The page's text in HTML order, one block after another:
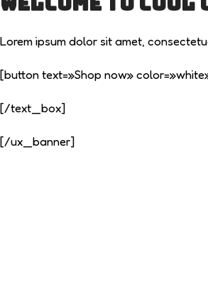
Lorem ipsum dolor sit amet,
[button text=»Shop now»
[/text_box]
[/ux_banner]